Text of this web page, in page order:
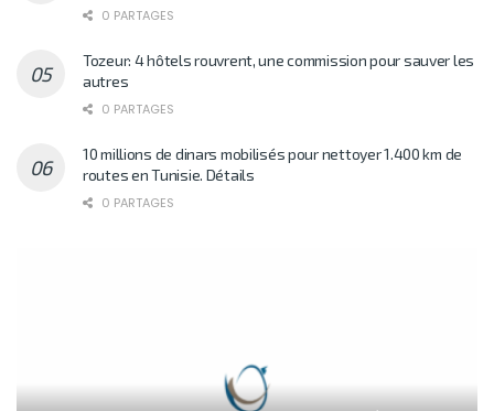
0 PARTAGES
Tozeur: 4 hôtels rouvrent, une commission pour sauver les
autres
0 PARTAGES
10 millions de dinars mobilisés pour nettoyer 1.400 km de
routes en Tunisie. Détails
0 PARTAGES